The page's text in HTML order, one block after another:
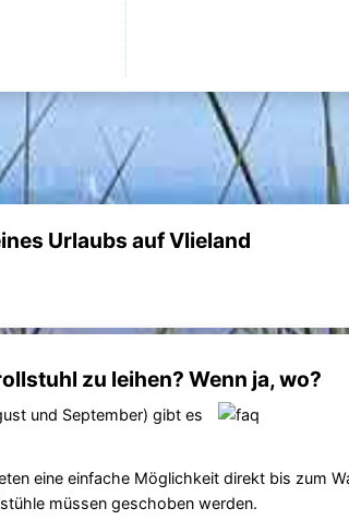
Urlaubs auf Vlieland
zu leihen? Wenn ja, wo?
und September) gibt es
eine einfache Möglichkeit direkt bis zum
müssen geschoben werden.